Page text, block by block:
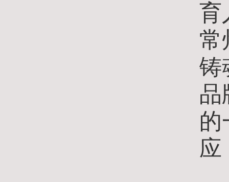
育
常
铸
品
的
应